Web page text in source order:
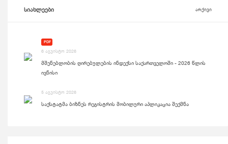
სიახლეები არქივი
PDF
6 აგვისტო 2026
მშენებლობის ღირებულების ინდექსი საქართველოში - 2026 წლის
ივნისი
5 აგვისტო 2026
საქსტატმა ბიზნეს რეგისტრის მობილური აპლიკაცია შექმნა